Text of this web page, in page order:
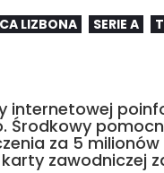
LIZBONA SERIE A
internetowej
Środkowy
za 5 milionów
zawodniczej